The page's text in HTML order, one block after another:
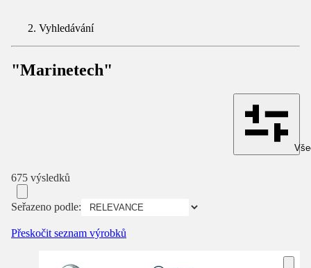
Vyhledávání
"Marinetech"
675 výsledků
Seřazeno podle:
Přeskočit seznam výrobků